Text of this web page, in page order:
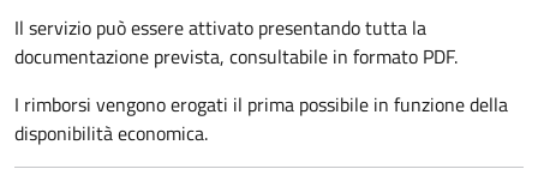
Il servizio può essere attivato presentando tutta la
documentazione prevista, consultabile in formato PDF.
I rimborsi vengono erogati il prima possibile in funzione della
disponibilità economica.